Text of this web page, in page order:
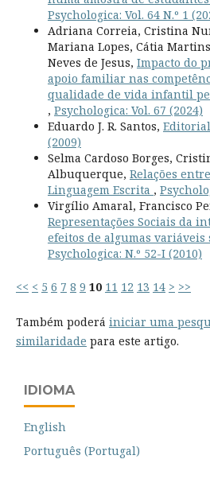
Psychologica: Vol. 64 N.º 1
Adriana Correia, Cristina
Mariana Lopes, Cátia
Neves de Jesus, Impacto do
apoio familiar nas
qualidade de vida infantil
, Psychologica: Vol. 67 (2024)
Eduardo J. R. Santos, Editorial
(2009)
Selma Cardoso Borges,
Albuquerque, Relações
Linguagem Escrita ,
Virgílio Amaral, Francisco
Representações Sociais da
efeitos de algumas variáveis
Psychologica: N.º 52-I (2010)
<< < 5 6 7 8 9 10 11 12 13 14 > >>
Também poderá iniciar uma
similaridade para este artigo.
IDIOMA
English
Português (Portugal)